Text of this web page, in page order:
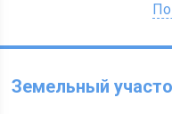
Земельный